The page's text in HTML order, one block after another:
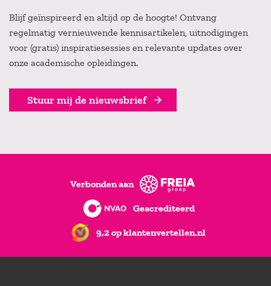
Blijf geïnspireerd en altijd op de hoogte! Ontvang
regelmatig vernieuwende kennisartikelen, uitnodigingen
voor (gratis) inspiratiesessies en relevante updates over
onze academische opleidingen.
Stuur mij de nieuwsbrief
Verbonden aan
Geacrediteerd
9,2 op klantenvertellen.nl